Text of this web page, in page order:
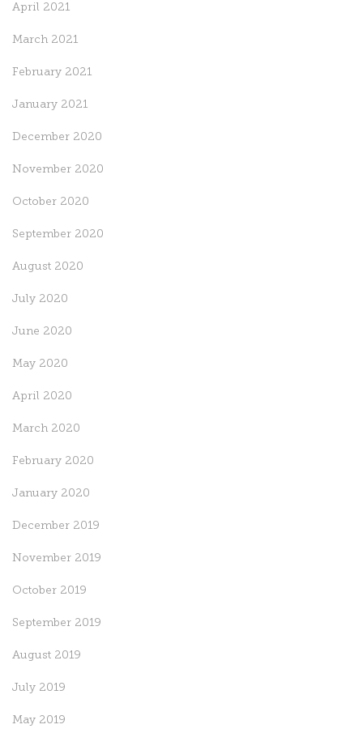
April 2021
March 2021
February 2021
January 2021
December 2020
November 2020
October 2020
September 2020
August 2020
July 2020
June 2020
May 2020
April 2020
March 2020
February 2020
January 2020
December 2019
November 2019
October 2019
September 2019
August 2019
July 2019
May 2019